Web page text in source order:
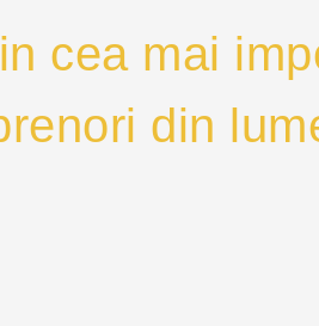
cea mai
din